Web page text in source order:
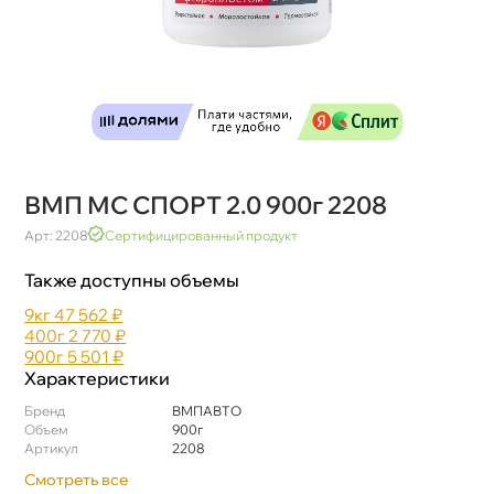
МП МС СПОРТ 2.0 900г 2208
Арт: 2208 Сертифицированный продукт
Также доступны объемы
9к47 562 ₽
400 2 770 ₽
9005 501 ₽
Характеристики
Бренд
МПАВТО
Объем
900
Артикул
2208
Смотреть все